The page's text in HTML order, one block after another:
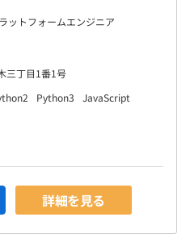
ットフォームエンジニア
三丁目1番1号
Python3
JavaScript
詳細を見る